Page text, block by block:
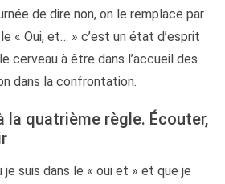
de dire non, on le remplace par
« Oui, et… » c’est un état d’esprit
cerveau à être dans l’accueil des
dans la confrontation.
la quatrième règle. Écouter,
suis dans le « oui et » et que je